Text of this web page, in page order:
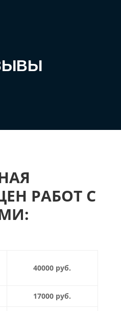
РАБОТ С
40000 руб.
17000 руб.